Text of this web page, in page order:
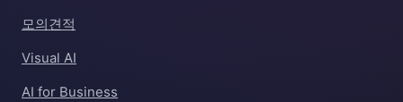
모의견적
Visual AI
AI for Business